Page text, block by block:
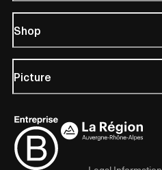
Shop
Picture